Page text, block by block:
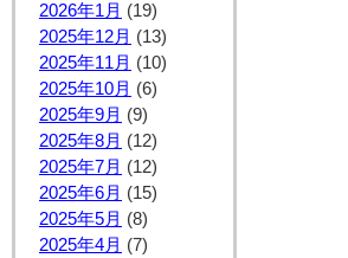
2026年1月 (19)
2025年12月 (13)
2025年11月 (10)
2025年10月 (6)
2025年9月 (9)
2025年8月 (12)
2025年7月 (12)
2025年6月 (15)
2025年5月 (8)
2025年4月 (7)